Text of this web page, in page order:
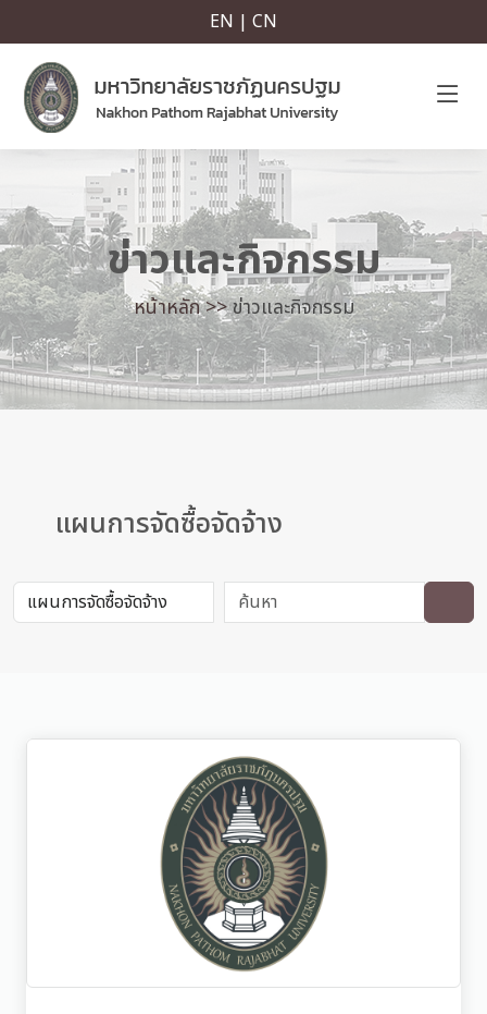
EN | CN
ข่าวและกิจกรรม
หน้าหลัก >>ข่าวและกิจกรรม
แผนการจัดซื้อจัดจ้าง